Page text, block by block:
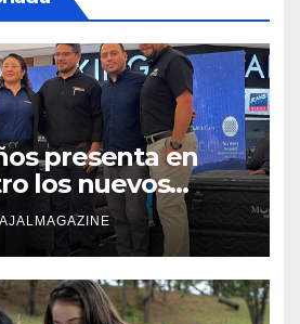
presenta en
los nuevos
Care de
Innovación y
AJALMAGAZINE